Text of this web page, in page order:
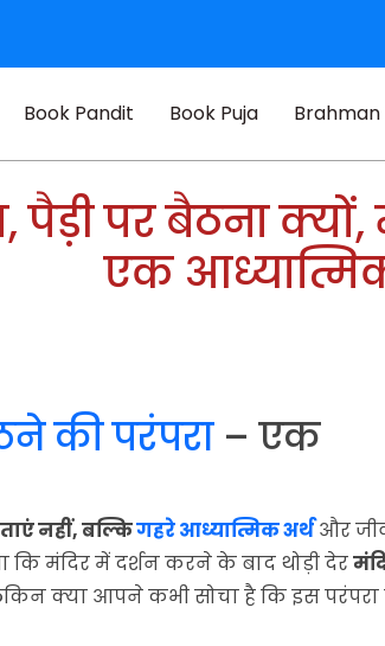
Book Pandit Book Puja Brahman
पैड़ी पर बैठना
एक
की परंपरा– एक
नहीं, बल्किगहरे आध्यात्मिक अर्थऔर
कि मंदिर में दर्शन करने के बाद थोड़ी देर
क्या आपने कभी सोचा है कि इस